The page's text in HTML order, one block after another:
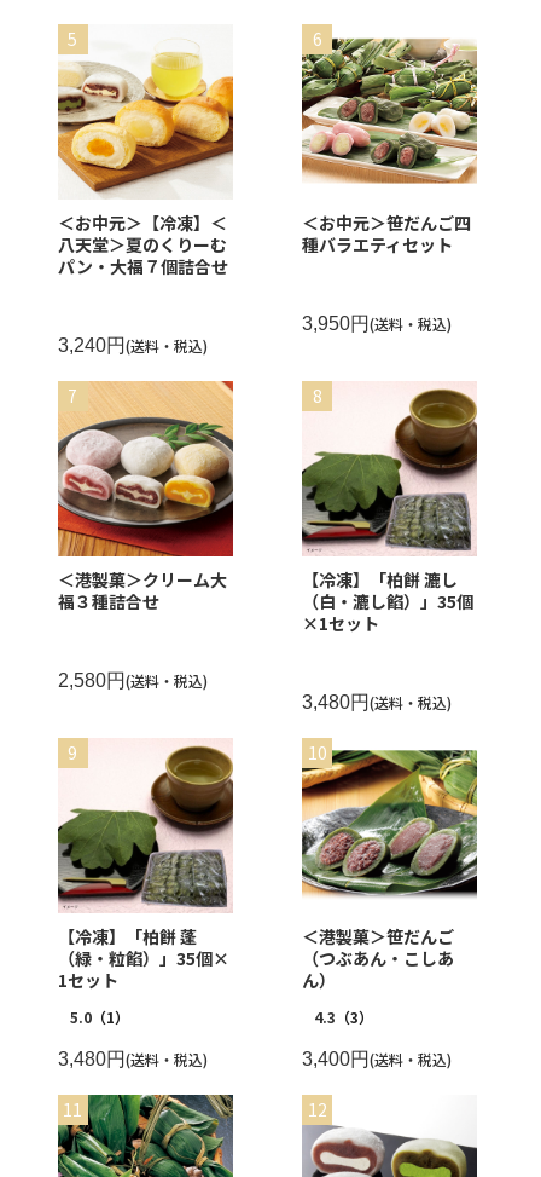
＜お中元＞【冷凍】＜
八天堂＞夏のくりーむ
パン・大福７個詰合せ
3,240円(送料・税込)
＜お中元＞笹だんご四
種バラエティセット
3,950円(送料・税込)
＜港製菓＞クリーム大
福３種詰合せ
2,580円(送料・税込)
【冷凍】「柏餅 漉し
（白・漉し餡）」35個
×1セット
3,480円(送料・税込)
【冷凍】「柏餅 蓬
（緑・粒餡）」35個×
1セット
5.0（1）
3,480円(送料・税込)
＜港製菓＞笹だんご
（つぶあん・こしあ
ん）
4.3 （3）
3,400円(送料・税込)